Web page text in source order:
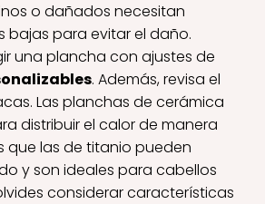
o dañados necesitan
bajas para evitar el daño.
una plancha con ajustes de
. Además, revisa el
Las planchas de cerámica
distribuir el calor de manera
que las de titanio pueden
y son ideales para cabellos
considerar características